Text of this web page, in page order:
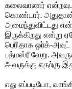
கலைவாணர்
கொண்டார். அதுதான்
அமைந்துவிட்டது
இருக்கிறது என்று
பெரிதாக ஒர்க்-
பத்மஸ்ரீ வேறு.
அவருக்கு எதற்கு
எது எப்படியோ,